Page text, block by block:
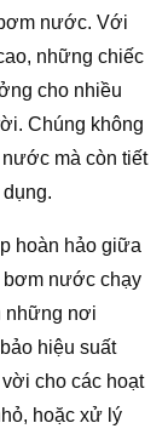
nước. Với
những chiếc
cho nhiều
Chúng không
mà còn tiết
hoàn hảo giữa
bơm nước chạy
những nơi
hiệu suất
cho các hoạt
hoặc xử lý